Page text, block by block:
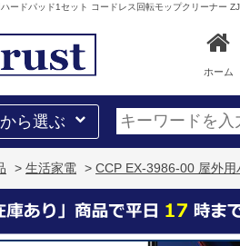
ードパッド1セット コードレス回転モップクリーナー
ホーム
ら選ぶ
> 生活家電 > CCP EX-3986-00 屋外